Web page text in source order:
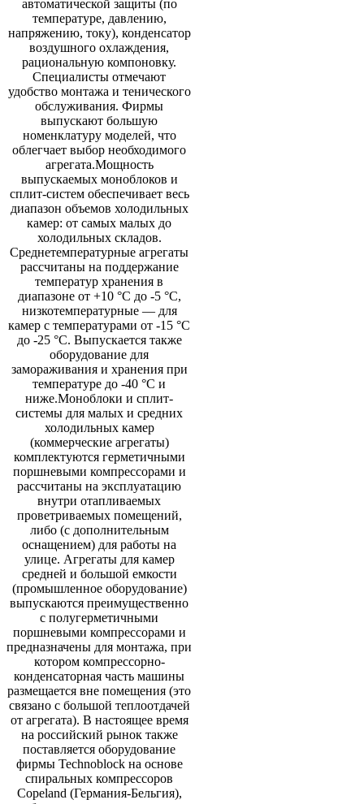
автоматической защиты (по
температуре, давлению,
напряжению, току), конденсатор
воздушного охлаждения,
рациональную компоновку.
Специалисты отмечают
удобство монтажа и тенического
обслуживания. Фирмы
выпускают большую
номенклатуру моделей, что
облегчает выбор необходимого
агрегата.Мощность
выпускаемых моноблоков и
сплит-систем обеспечивает весь
диапазон объемов холодильных
камер: от самых малых до
холодильных складов.
Среднетемпературные агрегаты
рассчитаны на поддержание
температур хранения в
диапазоне от +10 °С до -5 °С,
низкотемпературные — для
камер с температурами от -15 °С
до -25 °С. Выпускается также
оборудование для
замораживания и хранения при
температуре до -40 °С и
ниже.Моноблоки и сплит-
системы для малых и средних
холодильных камер
(коммерческие агрегаты)
комплектуются герметичными
поршневыми компрессорами и
рассчитаны на эксплуатацию
внутри отапливаемых
проветриваемых помещений,
либо (с дополнительным
оснащением) для работы на
улице. Агрегаты для камер
средней и большой емкости
(промышленное оборудование)
выпускаются преимущественно
с полугерметичными
поршневыми компрессорами и
предназначены для монтажа, при
котором компрессорно-
конденсаторная часть машины
размещается вне помещения (это
связано с большой теплоотдачей
от агрегата). В настоящее время
на российский рынок также
поставляется оборудование
фирмы Technoblock на основе
спиральных компрессоров
Copeland (Германия-Бельгия),